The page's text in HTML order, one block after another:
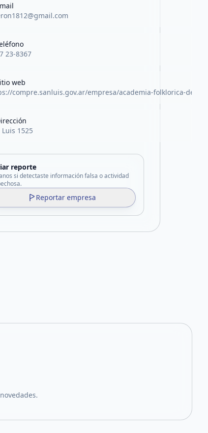
23-8367
web
compre.sanluis.gov.ar/empresa/academia-folklorica-de-
Luis 1525
reporte
si detectaste información falsa o actividad
Reportar empresa